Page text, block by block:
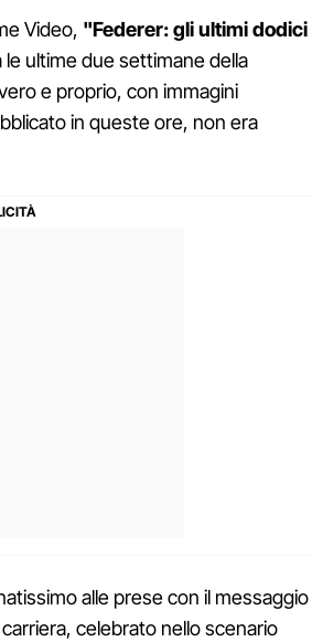
Video, "Federer: gli ultimi dodici
ultime due settimane della
e proprio, con immagini
in queste ore, non era
alle prese con il messaggio
celebrato nello scenario